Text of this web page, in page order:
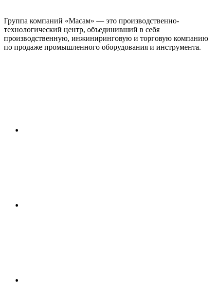
Группа компаний «Масам» — это производственно-
технологический центр, объединивший в себя
производственную, инжиниринговую и торговую компанию
по продаже промышленного оборудования и инструмента.